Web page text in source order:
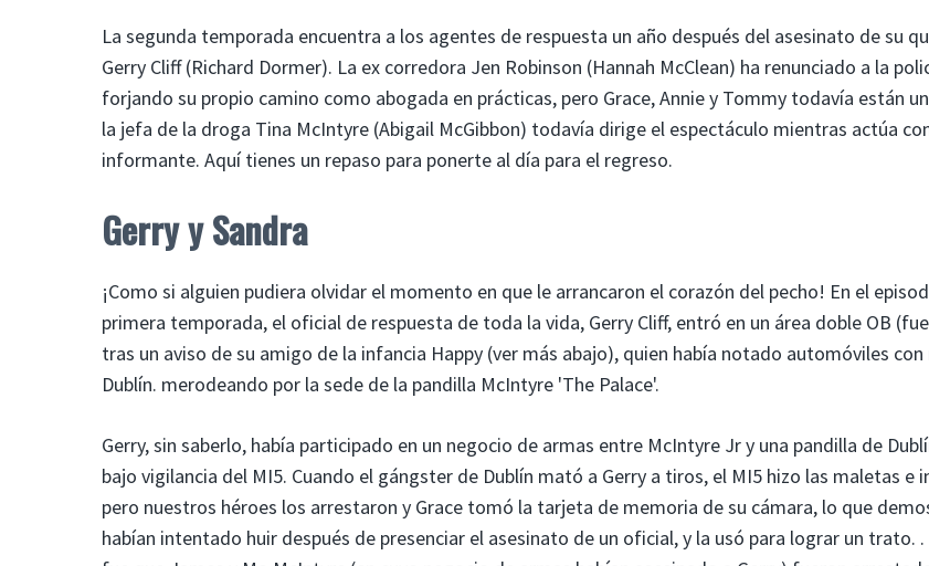
La segunda temporada encuentra a los agentes de respuesta un año después del asesinato de su
Gerry Cliff (Richard Dormer). La ex corredora Jen Robinson (Hannah McClean) ha renunciado a la
forjando su propio camino como abogada en prácticas, pero Grace, Annie y Tommy todavía están
la jefa de la droga Tina McIntyre (Abigail McGibbon) todavía dirige el espectáculo mientras actúa
informante. Aquí tienes un repaso para ponerte al día para el regreso.
Gerry y Sandra
¡Como si alguien pudiera olvidar el momento en que le arrancaron el corazón del pecho! En el
primera temporada, el oficial de respuesta de toda la vida, Gerry Cliff, entró en un área doble OB
tras un aviso de su amigo de la infancia Happy (ver más abajo), quien había notado automóviles
Dublín. merodeando por la sede de la pandilla McIntyre 'The Palace'.
Gerry, sin saberlo, había participado en un negocio de armas entre McIntyre Jr y una pandilla de
bajo vigilancia del MI5. Cuando el gángster de Dublín mató a Gerry a tiros, el MI5 hizo las maletas e
pero nuestros héroes los arrestaron y Grace tomó la tarjeta de memoria de su cámara, lo que
habían intentado huir después de presenciar el asesinato de un oficial, y la usó para lograr un trato.